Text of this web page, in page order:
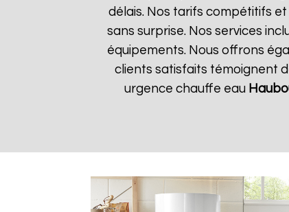
délais. Nos tarifs compétitifs
sans surprise. Nos services
équipements. Nous offrons
clients satisfaits témoignent
urgence chauffe eau